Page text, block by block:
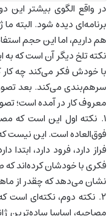
در واقع الگوی بیشتر این
برنامه‌ای دیده شود. البته
هم داریم، اما این حجم
نکته تلخ دیگر آن است که
با خودش فکر می‌کند چه کار
سرهم‌بندی می‌کند. بعد
معروف کار در آمده است؛
۱. نکته اول این است که
فوق‌العاده است. این نیست
فراز دارد، فرود دارد، ابتدا
فکری با خودشان کرده‌اند
نشان می‌دهد که چقدر از
۲. نکته دوم، نکته‌ای است
مصاحبه، اساسا ساده‌ترین